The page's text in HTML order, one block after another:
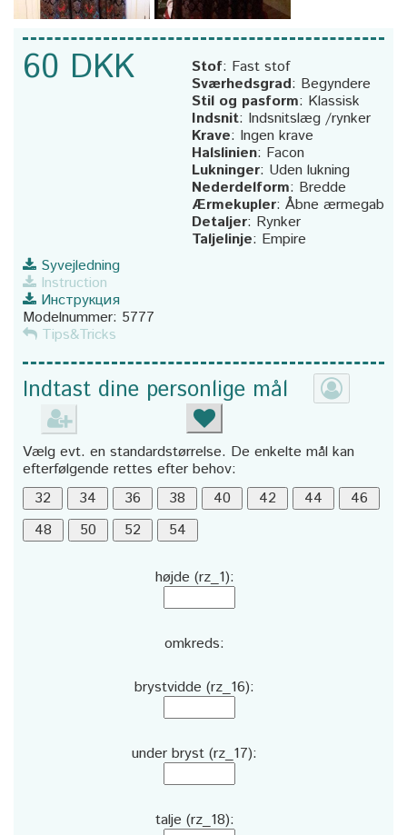
60 DKK Stof: Fast stof
Sværhedsgrad: Begyndere
Stil og pasform: Klassisk
Indsnit: Indsnitslæg /rynker
Krave: Ingen krave
Halslinien: Facon
Lukninger: Uden lukning
Nederdelform: Bredde
Ærmekupler: Åbne ærmegab
Detaljer: Rynker
Taljelinje: Empire
Syvejledning
Instruction
Инструкция
Modelnummer: 5777
Tips&Tricks
Indtast dine personlige mål
Vælg evt. en standardstørrelse. De enkelte mål kan
efterfølgende rettes efter behov:
højde (rz_1):
omkreds:
brystvidde (rz_16):
under bryst (rz_17):
talje (rz_18):